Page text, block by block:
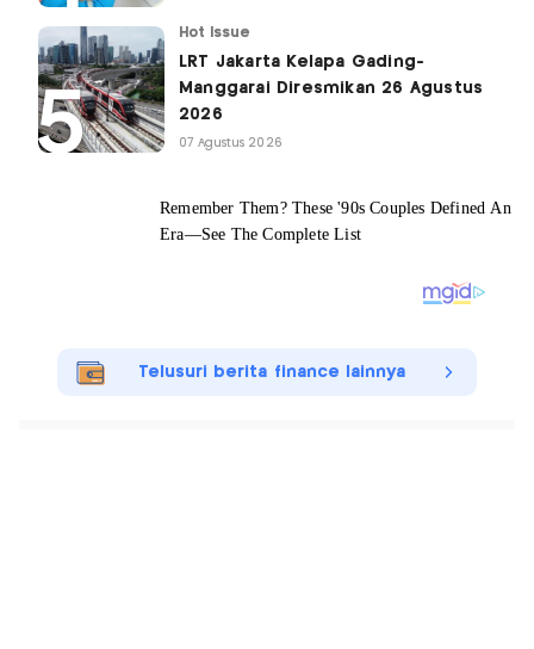
Hot Issue
LRT Jakarta Kelapa Gading-
Manggarai Diresmikan 26 Agustus
2026
07 Agustus 2026
Telusuri berita finance lainnya